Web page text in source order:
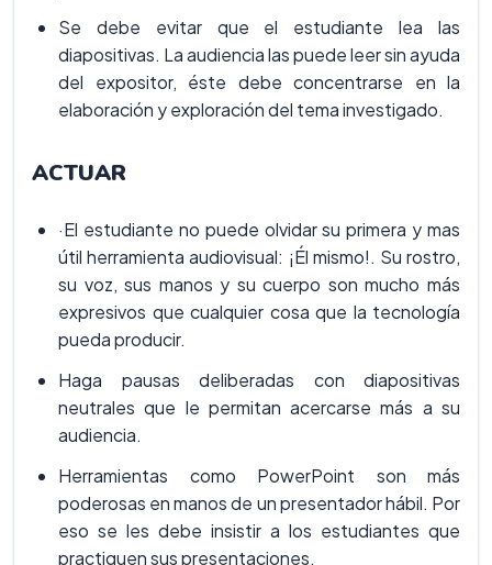
Se debe evitar que el estudiante lea las
diapositivas. La audiencia las puede leer sin ayuda
del expositor, éste debe concentrarse en la
elaboración y exploración del tema investigado.
ACTUAR
·El estudiante no puede olvidar su primera y mas
útil herramienta audiovisual: ¡Él mismo!. Su rostro,
su voz, sus manos y su cuerpo son mucho más
expresivos que cualquier cosa que la tecnología
pueda producir.
Haga pausas deliberadas con diapositivas
neutrales que le permitan acercarse más a su
audiencia.
Herramientas como PowerPoint son más
poderosas en manos de un presentador hábil. Por
eso se les debe insistir a los estudiantes que
practiquen sus presentaciones.